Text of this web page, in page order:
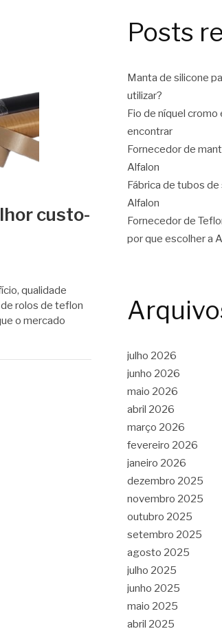
custo-
qualidade
rolos de teflon
o mercado
Posts
Manta de silicone
utilizar?
Fio de níquel cromo
encontrar
Fornecedor de
Alfalon
Fábrica de tubos de
Alfalon
Fornecedor de
por que escolher a
julho 2026
junho 2026
maio 2026
abril 2026
março 2026
fevereiro 2026
janeiro 2026
dezembro 2025
novembro 2025
outubro 2025
setembro 2025
agosto 2025
julho 2025
junho 2025
maio 2025
abril 2025